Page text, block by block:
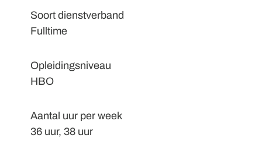
Soort dienstverband
Fulltime
Opleidingsniveau
HBO
Aantal uur per week
36 uur, 38 uur